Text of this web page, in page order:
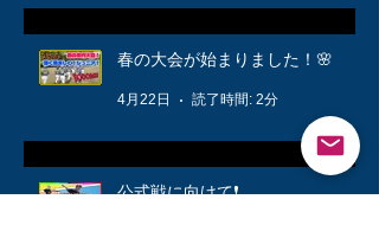
春の大会が始まりました！🌸
4月22日 読了時間: 2分
公式戦に向けて❗️